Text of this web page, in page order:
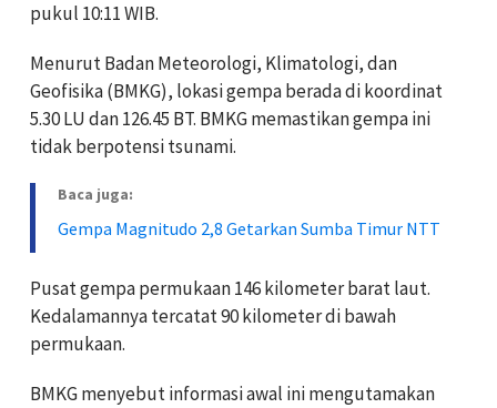
pukul 10:11 WIB.
Menurut Badan Meteorologi, Klimatologi, dan
Geofisika (BMKG), lokasi gempa berada di koordinat
5.30 LU dan 126.45 BT. BMKG memastikan gempa ini
tidak berpotensi tsunami.
Baca juga:
Gempa Magnitudo 2,8 Getarkan Sumba Timur NTT
Pusat gempa permukaan 146 kilometer barat laut.
Kedalamannya tercatat 90 kilometer di bawah
permukaan.
BMKG menyebut informasi awal ini mengutamakan